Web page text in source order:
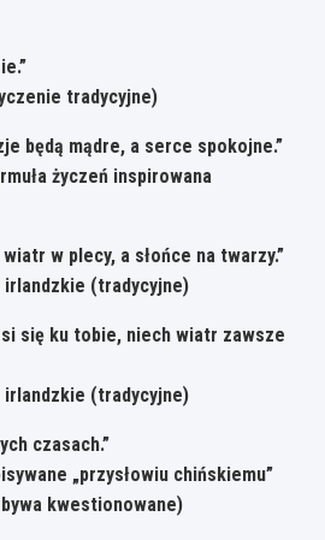
tradycyjne)
będą mądre, a serce spokojne.”
życzeń inspirowana
wiatr w plecy, a słońce na twarzy.”
irlandzkie (tradycyjne)
się ku tobie, niech wiatr zawsze
irlandzkie (tradycyjne)
czasach.”
„przysłowiu chińskiemu”
kwestionowane)